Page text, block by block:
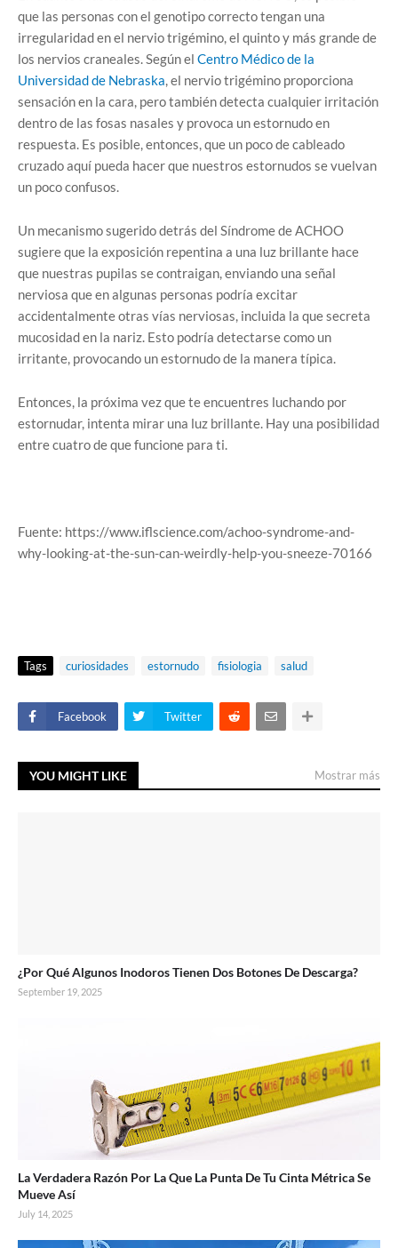
que las personas con el genotipo correcto tengan una
irregularidad en el nervio trigémino, el quinto y más grande de
los nervios craneales. Según el Centro Médico de la
Universidad de Nebraska, el nervio trigémino proporciona
sensación en la cara, pero también detecta cualquier irritación
dentro de las fosas nasales y provoca un estornudo en
respuesta. Es posible, entonces, que un poco de cableado
cruzado aquí pueda hacer que nuestros estornudos se vuelvan
un poco confusos.
Un mecanismo sugerido detrás del Síndrome de ACHOO
sugiere que la exposición repentina a una luz brillante hace
que nuestras pupilas se contraigan, enviando una señal
nerviosa que en algunas personas podría excitar
accidentalmente otras vías nerviosas, incluida la que secreta
mucosidad en la nariz. Esto podría detectarse como un
irritante, provocando un estornudo de la manera típica.
Entonces, la próxima vez que te encuentres luchando por
estornudar, intenta mirar una luz brillante. Hay una posibilidad
entre cuatro de que funcione para ti.
Fuente: https://www.iflscience.com/achoo-syndrome-and-
why-looking-at-the-sun-can-weirdly-help-you-sneeze-70166
Tags curiosidades estornudo fisiologia salud
Facebook Twitter
YOU MIGHT LIKE Mostrar más
¿Por Qué Algunos Inodoros Tienen Dos Botones De Descarga?
September 19, 2025
La Verdadera Razón Por La Que La Punta De Tu Cinta Métrica Se
Mueve Así
July 14, 2025